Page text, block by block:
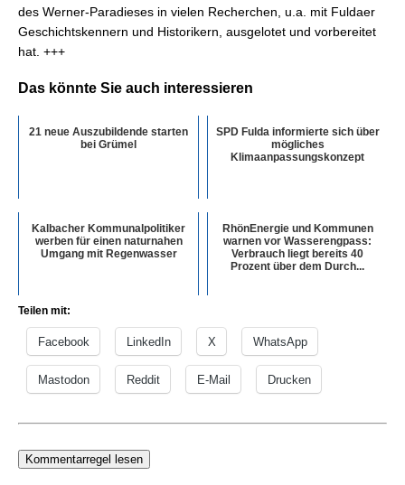
des Werner-Paradieses in vielen Recherchen, u.a. mit Fuldaer
Geschichtskennern und Historikern, ausgelotet und vorbereitet
hat. +++
Das könnte Sie auch interessieren
21 neue Auszubildende starten
bei Grümel
SPD Fulda informierte sich über
mögliches
Klimaanpassungskonzept
Kalbacher Kommunalpolitiker
werben für einen naturnahen
Umgang mit Regenwasser
RhönEnergie und Kommunen
warnen vor Wasserengpass:
Verbrauch liegt bereits 40
Prozent über dem Durch...
Teilen mit:
Facebook LinkedIn X WhatsApp
Mastodon Reddit E-Mail Drucken
Kommentarregel lesen